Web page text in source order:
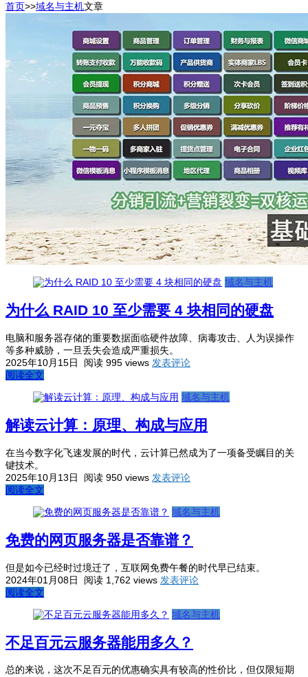
首页>>域名与主机文章
域名与主机
为什么 RAID 10 至少需要 4 块相同的硬盘
电脑和服务器存储的重要数据面临硬件故障、病毒攻击、人为误操作
等多种威胁，一旦丢失会造成严重损失。
2025年10月15日
阅读 995 views 发表评论
阅读全文
域名与主机
解读云计算：原理、构成与应用
在当今数字化飞速发展的时代，云计算已然成为了一项备受瞩目的关
键技术。
2025年10月13日
阅读 950 views 发表评论
阅读全文
域名与主机
免费的网页服务器是否靠谱？
但是如今已经时过境迁了，互联网免费午餐的时代早已结束。
2024年01月08日
阅读 1,762 views 发表评论
阅读全文
域名与主机
不足百元云服务器能用多久？
总的来说，这次不足百元的优惠确实具有较高的性价比，但仅限短期